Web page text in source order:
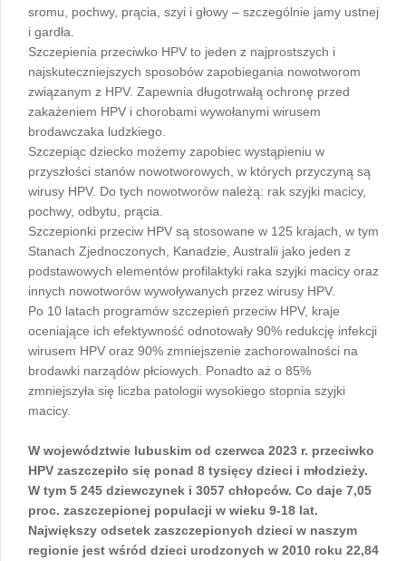
sromu, pochwy, prącia, szyi i głowy – szczególnie jamy ustnej
i gardła.
Szczepienia przeciwko HPV to jeden z najprostszych i
najskuteczniejszych sposobów zapobiegania nowotworom
związanym z HPV. Zapewnia długotrwałą ochronę przed
zakażeniem HPV i chorobami wywołanymi wirusem
brodawczaka ludzkiego.
Szczepiąc dziecko możemy zapobiec wystąpieniu w
przyszłości stanów nowotworowych, w których przyczyną są
wirusy HPV. Do tych nowotworów należą: rak szyjki macicy,
pochwy, odbytu, prącia.
Szczepionki przeciw HPV są stosowane w 125 krajach, w tym
Stanach Zjednoczonych, Kanadzie, Australii jako jeden z
podstawowych elementów profilaktyki raka szyjki macicy oraz
innych nowotworów wywoływanych przez wirusy HPV.
Po 10 latach programów szczepień przeciw HPV, kraje
oceniające ich efektywność odnotowały 90% redukcję infekcji
wirusem HPV oraz 90% zmniejszenie zachorowalności na
brodawki narządów płciowych. Ponadto aż o 85%
zmniejszyła się liczba patologii wysokiego stopnia szyjki
macicy.
W województwie lubuskim od czerwca 2023 r. przeciwko
HPV zaszczepiło się ponad 8 tysięcy dzieci i młodzieży.
W tym 5 245 dziewczynek i 3057 chłopców. Co daje 7,05
proc. zaszczepionej populacji w wieku 9-18 lat.
Największy odsetek zaszczepionych dzieci w naszym
regionie jest wśród dzieci urodzonych w 2010 roku 22,84